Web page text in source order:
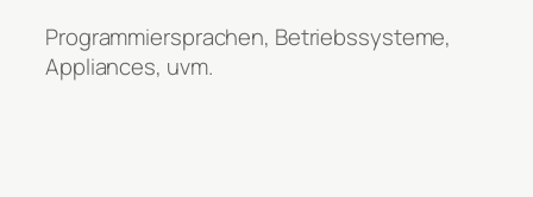
Programmiersprachen, Betriebssysteme,
Appliances, uvm.